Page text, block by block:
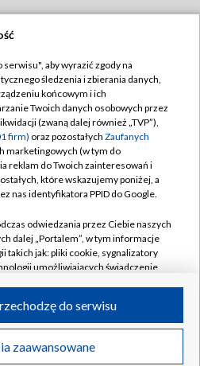
TVP
TVP
prywatności
zgody
Pomoc
Kontakt
Kanały
Polska S.A. w likwidacji
aby wyrazić zgody na
śledzenia i zbierania danych,
końcowym i ich
Twoich danych osobowych przez
(zwaną dalej również „TVP”),
firm) oraz pozostałych Zaufanych
marketingowych (w tym do
reklam do Twoich zainteresowań i
które wskazujemy poniżej, a
nas identyfikatora PPID do Google.
odwiedzania przez Ciebie naszych
dalej „Portalem”, w tym informacje
takich jak: pliki cookie, sygnalizatory
umożliwiających świadczenie
odwiedzania przez Ciebie
takie jak adresy IP, identyfikatory
zaawansowane
do serwisu